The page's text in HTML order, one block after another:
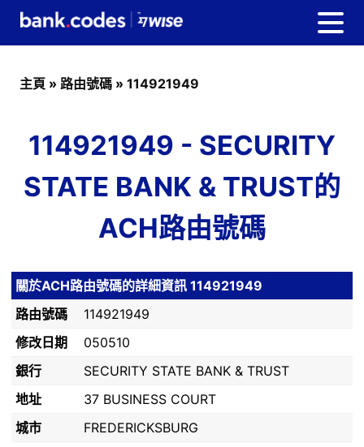
主頁 » 路由號碼 » 114921949
114921949 - SECURITY
STATE BANK & TRUST的
ACH路由號碼
關於ACH路由號碼的詳細資訊 114921949
路由號碼
114921949
修改日期
050510
銀行
SECURITY STATE BANK & TRUST
地址
37 BUSINESS COURT
城市
FREDERICKSBURG